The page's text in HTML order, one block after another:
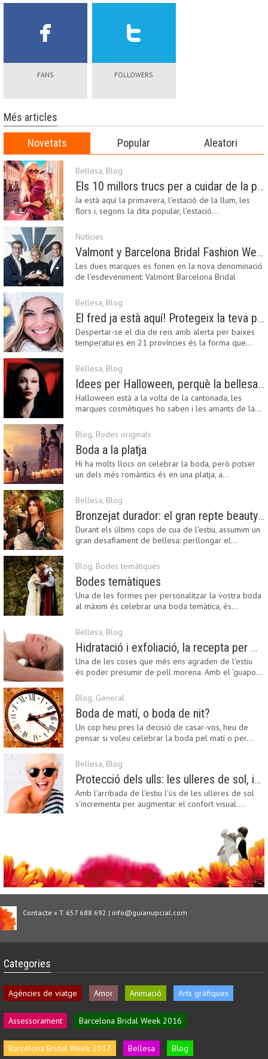
FANS FOLLOWERS
Més articles
Novetats Popular Aleatori
Bellesa, Blog
Els 10 millors trucs per a cuidar de la pell a la primavera
Ja està aquí la primavera, l'estació de la llum, les
flors i, segons la dita popular, l'estació…
Notícies
Valmont y Barcelona Bridal Fashion Week s’uneixen per donar impuls a la creativitat, la innovació i el disseny de la moda nupcial
Les dues marques es fonen en la nova denominació
de l'esdeveniment: Valmont Barcelona Bridal
Bellesa, Blog
El fred ja està aquí! Protegeix la teva pell amb els nostres consells i propostes
Despertar-se el dia de reis amb alerta per baixes
temperatures en 21 províncies és la forma que…
Bellesa, Blog
Idees per Halloween, perquè la bellesa pot ser terrorífica
Halloween està a la volta de la cantonada, les
marques cosmètiques ho saben i les amants de la…
Blog, Bodes originals
Boda a la platja
Hi ha molts llocs on celebrar la boda, però potser
un dels més romàntics és en una platja, a…
Bellesa, Blog
Bronzejat durador: el gran repte beauty del final de l’estiu
Durant els últims cops de cua de l'estiu, assumim un
gran desafiament de bellesa: perllongar el…
Blog, Bodes temàtiques
Bodes temàtiques
Una de les formes per personalitzar la vostra boda
al màxim és celebrar una boda temàtica, és…
Bellesa, Blog
Hidratació i exfoliació, la recepta per mantenir el bronzejat
Una de les coses que més ens agraden de l'estiu
és poder presumir de pell morena. Amb el 'guapo…
Blog, General
Boda de matí, o boda de nit?
Un cop heu pres la decisió de casar-vos, heu de
pensar si voleu celebrar la boda pel matí o per…
Bellesa, Blog
Protecció dels ulls: les ulleres de sol, imprescindibles en una boda estiuenca
Amb l'arribada de l'estiu l'ús de les ulleres de sol
s'incrementa per augmentar el confort visual.…
Contacte » T. 657 688 692 | info@guianupcial.com
Categories
Agències de viatge Amor Animació Arts gràfiques
Assessorament Barcelona Bridal Week 2016
Barcelona Bridal Week 2017 Bellesa Blog